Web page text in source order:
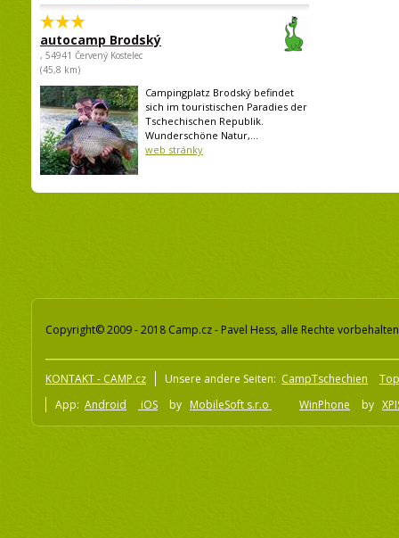
autocamp Brodský
, 54941 Červený Kostelec
(45,8 km)
Campingplatz Brodský befindet
sich im touristischen Paradies der
Tschechischen Republik.
Wunderschöne Natur,...
web stránky
Copyright© 2009 - 2018 Camp.cz - Pavel Hess, alle Rechte vorbehalten
KONTAKT - CAMP.cz Unsere andere Seiten: CampTschechien
App: Android iOS by MobileSoft s.r.o WinPhone by